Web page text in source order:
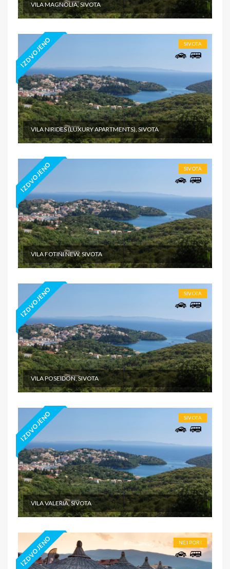
VILA MAGNOLIA, SIVOTA
IZDVOJENO SIVOTA
VILA NIRIDES (LUXURY APARTMENTS), SIVOTA
IZDVOJENO SIVOTA
VILA FOTINI NEW, SIVOTA
IZDVOJENO SIVOTA
VILA POSEIDON, SIVOTA
IZDVOJENO SIVOTA
VILA VALERIA, SIVOTA
IZDVOJENO NEI PORI